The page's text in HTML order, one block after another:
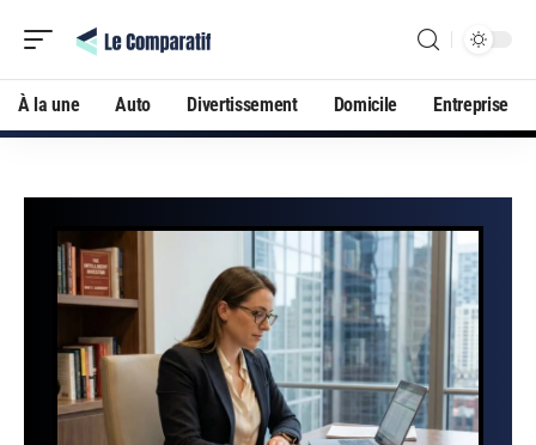
À la une Auto Divertissement Domicile Entreprise